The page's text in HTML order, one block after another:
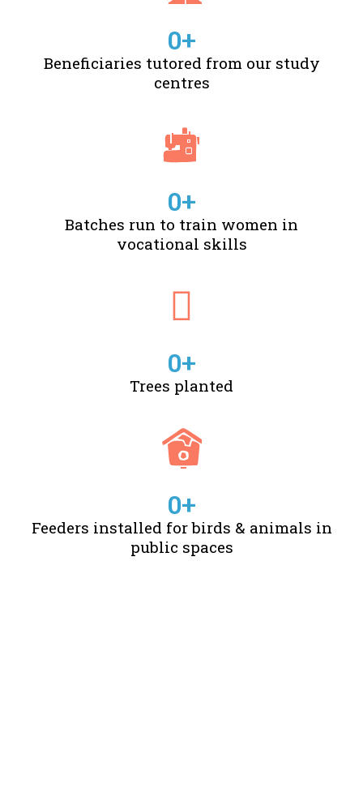
Beneficiaries tutored from our study
centres
0+
Batches run to train women in
vocational skills
0+
Trees planted
0+
Feeders installed for birds & animals in
public spaces
0+